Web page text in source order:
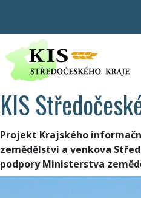
KIS
Projekt Krajského
zemědělství a venkova
podpory Ministerstva